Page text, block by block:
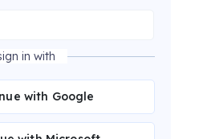
in with
with Google